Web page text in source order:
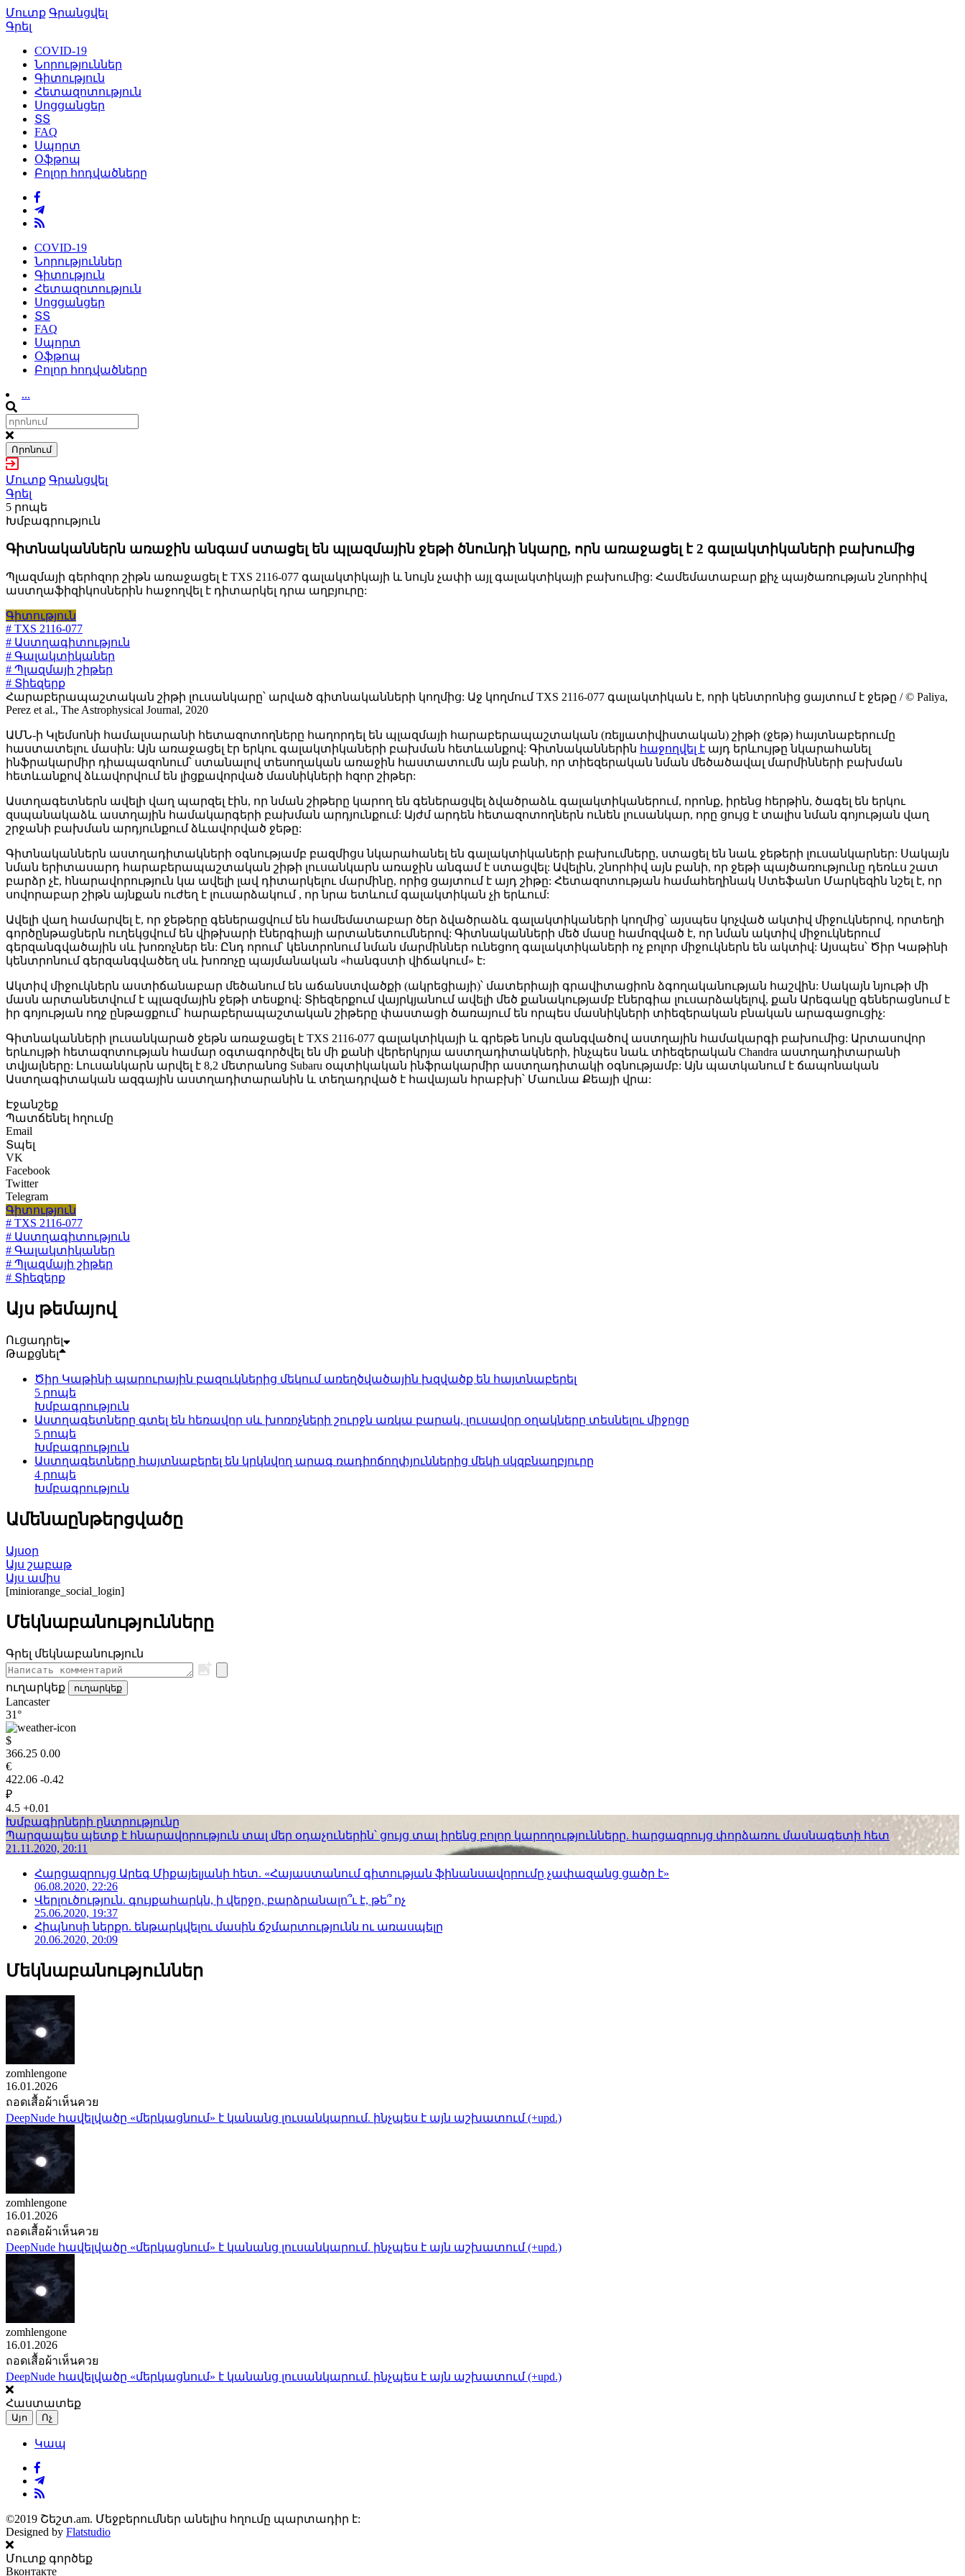
Մուտք Գրանցվել
Գրել
COVID-19
Նորություններ
Գիտություն
Հետազոտություն
Սոցցանցեր
ՏՏ
FAQ
Սպորտ
Օֆթոպ
Բոլոր հոդվածները
COVID-19
Նորություններ
Գիտություն
Հետազոտություն
Սոցցանցեր
ՏՏ
FAQ
Սպորտ
Օֆթոպ
Բոլոր հոդվածները
...
Որոնում
Մուտք Գրանցվել
Գրել
5 րոպե
Խմբագրություն
Գիտնականներն առաջին անգամ ստացել են պլազմային ջեթի ծնունդի նկարը, որն առաջացել է 2 գալակտիկաների բախումից
Պլազմայի գերհզոր շիթն առաջացել է TXS 2116-077 գալակտիկայի և նույն չափի այլ գալակտիկայի բախումից: Համեմատաբար քիչ պայծառության շնորհիվ
աստղաֆիզիկոսներին հաջողվել է դիտարկել դրա աղբյուրը:
Գիտություն
# TXS 2116-077
# Աստղագիտություն
# Գալակտիկաներ
# Պլազմայի շիթեր
# Տիեզերք
Հարաբերապաշտական շիթի լուսանկարը՝ արված գիտնականների կողմից: Աջ կողմում TXS 2116-077 գալակտիկան է, որի կենտրոնից ցայտում է ջեթը / © Paliya,
Perez et al., The Astrophysical Journal, 2020
ԱՄՆ-ի Կլեմսոնի համալսարանի հետազոտողները հաղորդել են պլազմայի հարաբերապաշտական (ռելյատիվիստական) շիթի (ջեթ) հայտնաբերումը
հաստատելու մասին: Այն առաջացել էր երկու գալակտիկաների բախման հետևանքով: Գիտնականներին հաջողվել է այդ երևույթը նկարահանել
ինֆրակարմիր դիապազոնում՝ ստանալով տեսողական առաջին հաստատումն այն բանի, որ տիեզերական նման մեծածավալ մարմինների բախման
հետևանքով ձևավորվում են լիցքավորված մասնիկների հզոր շիթեր:
Աստղագետներն ավելի վաղ պարզել էին, որ նման շիթերը կարող են գեներացվել ձվածրաձև գալակտիկաներում, որոնք, իրենց հերթին, ծագել են երկու
զսպանակաձև աստղային համակարգերի բախման արդյունքում: Այժմ արդեն հետազոտողներն ունեն լուսանկար, որը ցույց է տալիս նման գոյության վաղ
շրջանի բախման արդյունքում ձևավորված ջեթը:
Գիտնականներն աստղադիտակների օգնությամբ բազմիցս նկարահանել են գալակտիկաների բախումները, ստացել են նաև ջեթերի լուսանկարներ: Սակայն
նման երիտասարդ հարաբերապաշտական շիթի լուսանկարն առաջին անգամ է ստացվել: Ավելին, շնորհիվ այն բանի, որ ջեթի պայծառությունը դեռևս շատ
բարձր չէ, հնարավորություն կա ավելի լավ դիտարկելու մարմինը, որից ցայտում է այդ շիթը: Հետազոտության համահեղինակ Ստեֆանո Մարկեզին նշել է, որ
սովորաբար շիթն այնքան ուժեղ է լուսարձակում , որ նրա ետևում գալակտիկան չի երևում:
Ավելի վաղ համարվել է, որ ջեթերը գեներացվում են համեմատաբար ծեր ձվածրաձև գալակտիկաների կողմից՝ այսպես կոչված ակտիվ միջուկներով, որտեղի
գործընթացներն ուղեկցվում են վիթխարի էներգիայի արտանետումներով: Գիտնականների մեծ մասը համոզված է, որ նման ակտիվ միջուկներում
գերզանգվածային սև խոռոչներ են: Ընդ որում՝ կենտրոնում նման մարմիններ ունեցող գալակտիկաների ոչ բոլոր միջուկներն են ակտիվ: Այսպես՝ Ծիր Կաթինի
կենտրոնում գերզանգվածեղ սև խոռոչը պայմանական «հանգստի վիճակում» է:
Ակտիվ միջուկներն աստիճանաբար մեծանում են աճանստվածքի (ակրեցիայի)՝ մատերիայի գրավիտացիոն ձգողականության հաշվին: Սակայն նյութի մի
մասն արտանետվում է պլազմային ջեթի տեսքով: Տիեզերքում վայրկյանում ավելի մեծ քանակությամբ էներգիա լուսարձակելով, քան Արեգակը գեներացնում է
իր գոյության ողջ ընթացքում՝ հարաբերապաշտական շիթերը փաստացի ծառայում են որպես մասնիկների տիեզերական բնական արագացուցիչ:
Գիտնականների լուսանկարած ջեթն առաջացել է TXS 2116-077 գալակտիկայի և գրեթե նույն զանգվածով աստղային համակարգի բախումից: Արտասովոր
երևույթի հետազոտության համար օգտագործվել են մի քանի վերերկրյա աստղադիտակների, ինչպես նաև տիեզերական Chandra աստղադիտարանի
տվյալները: Լուսանկարն արվել է 8,2 մետրանոց Subaru օպտիկական ինֆրակարմիր աստղադիտակի օգնությամբ: Այն պատկանում է ճապոնական
Աստղագիտական ազգային աստղադիտարանին և տեղադրված է հավայան հրաբխի՝ Մաունա Քեայի վրա:
Էջանշեք
Պատճենել հղումը
Email
Տպել
VK
Facebook
Twitter
Telegram
Գիտություն
# TXS 2116-077
# Աստղագիտություն
# Գալակտիկաներ
# Պլազմայի շիթեր
# Տիեզերք
Այս թեմայով
Ուցադրել
Թաքցնել
Ծիր Կաթինի պարուրային բազուկներից մեկում առեղծվածային խզվածք են հայտնաբերել
5 րոպե
Խմբագրություն
Աստղագետները գտել են հեռավոր սև խոռոչների շուրջն առկա բարակ, լուսավոր օղակները տեսնելու միջոցը
5 րոպե
Խմբագրություն
Աստղագետները հայտնաբերել են կրկնվող արագ ռադիոճողփյուններից մեկի սկզբնաղբյուրը
4 րոպե
Խմբագրություն
Ամենաընթերցվածը
Այսօր
Այս շաբաթ
Այս ամիս
[miniorange_social_login]
Մեկնաբանությունները
Գրել մեկնաբանություն
ուղարկեք ուղարկեք
Lancaster
31°
$
366.25 0.00
€
422.06 -0.42
₽
4.5 +0.01
Խմբագիրների ընտրությունը
Պարզապես պետք է հնարավորություն տալ մեր օդաչուներին՝ ցույց տալ իրենց բոլոր կարողությունները. հարցազրույց փորձառու մասնագետի հետ
21.11.2020, 20:11
Հարցազրույց Արեգ Միքայելյանի հետ. «Հայաստանում գիտության ֆինանսավորումը չափազանց ցածր է»
06.08.2020, 22:26
Վերլուծություն. գույքահարկն, ի վերջո, բարձրանալո՞ւ է, թե՞ ոչ
25.06.2020, 19:37
Հիպնոսի ներքո. ենթարկվելու մասին ճշմարտությունն ու առասպելը
20.06.2020, 20:09
Մեկնաբանություններ
zomhlengone
16.01.2026
ถอดเสื้อผ้าเห็นควย
DeepNude հավելվածը «մերկացնում» է կանանց լուսանկարում. ինչպես է այն աշխատում (+upd.)
zomhlengone
16.01.2026
ถอดเสื้อผ้าเห็นควย
DeepNude հավելվածը «մերկացնում» է կանանց լուսանկարում. ինչպես է այն աշխատում (+upd.)
zomhlengone
16.01.2026
ถอดเสื้อผ้าเห็นควย
DeepNude հավելվածը «մերկացնում» է կանանց լուսանկարում. ինչպես է այն աշխատում (+upd.)
Հաստատեք
Այո Ոչ
Կապ
©2019 Շեշտ.am. Մեջբերումներ անելիս հղումը պարտադիր է:
Designed by Flatstudio
Մուտք գործեք
Вконтакте